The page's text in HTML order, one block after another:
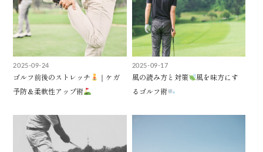
2025-09-24
ゴルフ前後のストレッチ
｜ケガ
予防＆柔軟性アップ術
2025-09-17
風の読み方と対策
風を味方にす
るゴルフ術